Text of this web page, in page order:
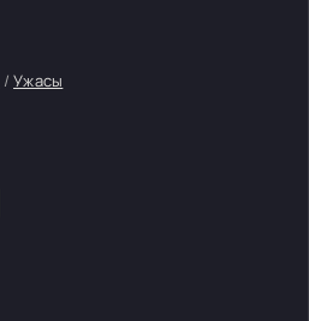
/Ужасы